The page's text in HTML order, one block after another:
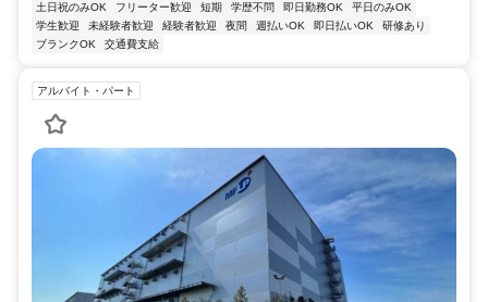
土日祝のみOK
フリーター歓迎 短期 学歴不問 即日勤務OK
平日のみOK
学生歓迎
未経験者歓迎 経験者歓迎 夜間 週払いOK 即日払いOK
研修あり
ブランクOK
交通費支給
アルバイト・パート